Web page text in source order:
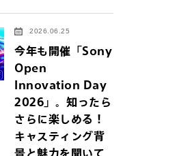
2026.06.25
今年も開催「Sony
Open
Innovation Day
2026」。知ったら
さらに楽しめる！
キャスティング背